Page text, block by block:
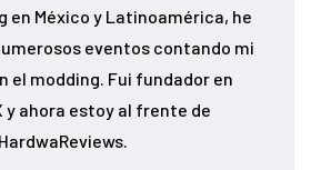
en México y Latinoamérica, he
eventos contando mi
el modding. Fui fundador en
y ahora estoy al frente de
HardwaReviews.